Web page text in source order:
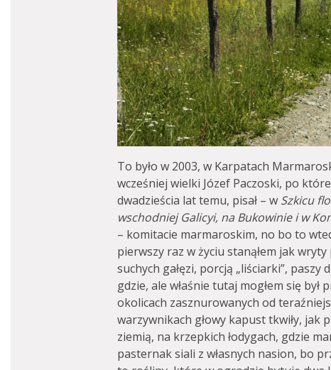
To było w 2003, w Karpatach
wcześniej wielki Józef Paczoski, po
dwadzieścia lat temu, pisał – w Szkicu
wschodniej Galicyi, na Bukowinie i w
– komitacie marmaroskim, no bo to
pierwszy raz w życiu stanąłem jak
suchych gałęzi, porcją „liściarki”,
gdzie, ale właśnie tutaj mogłem się był
okolicach zasznurowanych od
warzywnikach głowy kapust tkwiły, jak
ziemią, na krzepkich łodygach, gdzie
pasternak siali z własnych nasion, bo